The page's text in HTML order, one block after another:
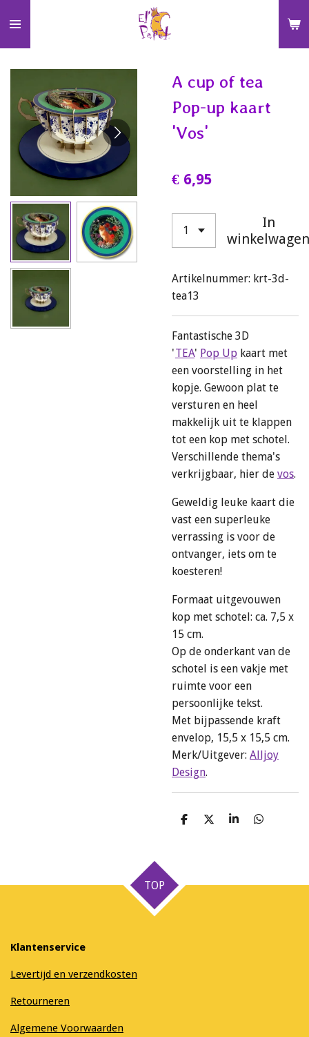
direct
naar
de
A cup of tea
Pop-up kaart
'Vos'
€ 6,95
In
winkelwagen
Artikelnummer: krt-3d-
tea13
Fantastische 3D
'TEA' Pop Up kaart met
een voorstelling in het
kopje. Gewoon plat te
versturen en heel
makkelijk uit te klappen
tot een kop met schotel.
Verschillende thema's
verkrijgbaar, hier de vos.
Geweldig leuke kaart die
vast een superleuke
verrassing is voor de
ontvanger, iets om te
koesteren!
Formaat uitgevouwen
kop met schotel: ca. 7,5 x
15 cm.
Op de onderkant van de
schotel is een vakje met
ruimte voor een
persoonlijke tekst.
Met bijpassende kraft
envelop, 15,5 x 15,5 cm.
Merk/Uitgever: Alljoy
Design.
D
D
S
D
TOP
Klantenservice
Levertijd en verzendkosten
Retourneren
Algemene Voorwaarden